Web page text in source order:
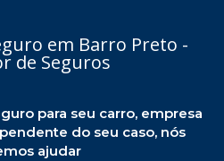
em Barro Preto -
de Seguros
para seu carro, empresa
do seu caso, nós
ajudar